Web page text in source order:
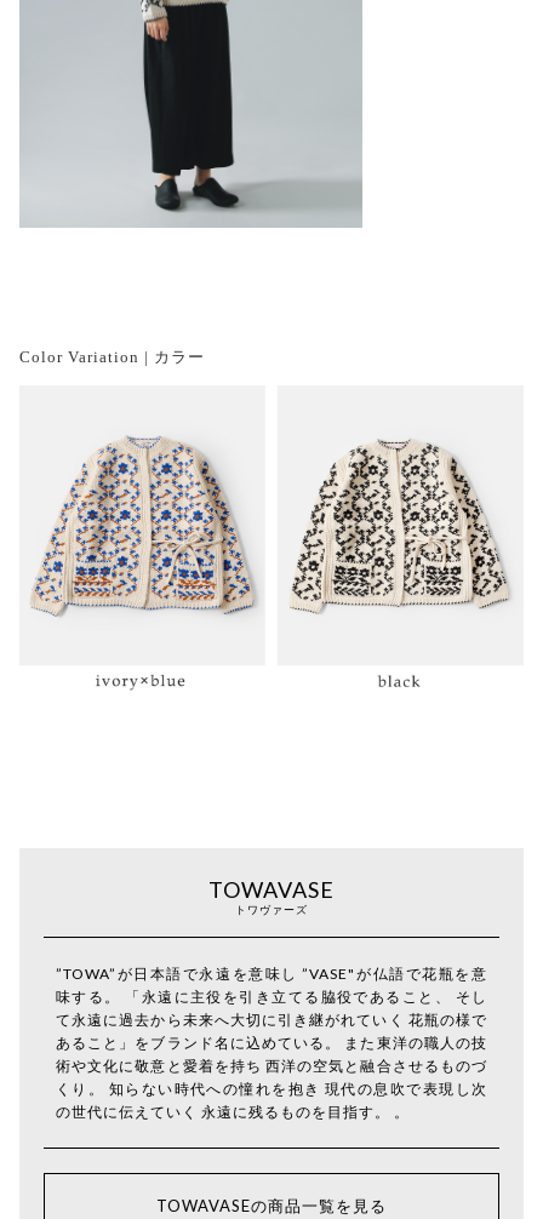
Color Variation | カラー
TOWAVASE
トワヴァーズ
”TOWA”が日本語で永遠を意味し ”VASE"が仏語で花瓶を意
味する。 「永遠に主役を引き立てる脇役であること、 そし
て永遠に過去から未来へ大切に引き継がれていく 花瓶の様で
あること」をブランド名に込めている。 また東洋の職人の技
術や文化に敬意と愛着を持ち 西洋の空気と融合させるものづ
くり。 知らない時代への憧れを抱き 現代の息吹で表現し次
の世代に伝えていく 永遠に残るものを目指す。 。
TOWAVASEの商品一覧を見る